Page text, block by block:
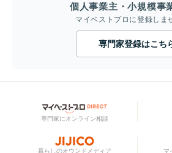
個人事業主・小規模事
マイベストプロに登録しま
専門家登録はこち
専門家にオンライン相談
暮らしのオウンドメディア マ